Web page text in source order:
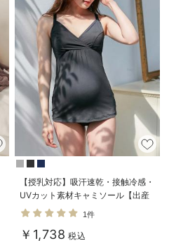
【授乳対応】吸汗速乾・接触冷感・
UVカット素材キャミソール【出産
後も長く使える】
1件
￥1,738 税込